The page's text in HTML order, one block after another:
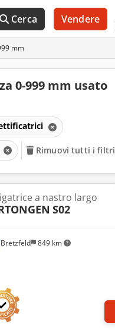
Cerca Vendere
mm
0-999 mm usato
Rimuovi tutti i filtri
849 km
a nastro largo
S02